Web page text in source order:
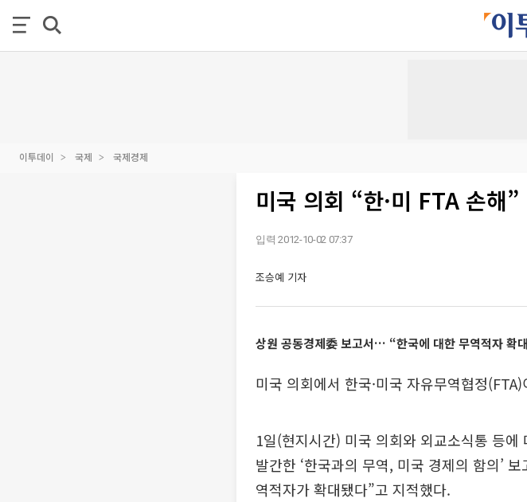
이투데이 국제 국제경제
미국 의회 “한·미 FTA 손해”
입력 2012-10-02 07:37
조승예 기자
상원 공동경제委 보고서… “한국에 대한 무역적자 확
미국 의회에서 한국·미국 자유무역협정
1일(현지시간) 미국 의회와 외교소식통 등
발간한 ‘한국과의 무역, 미국 경제의 함의’
역적자가 확대됐다”고 지적했다.